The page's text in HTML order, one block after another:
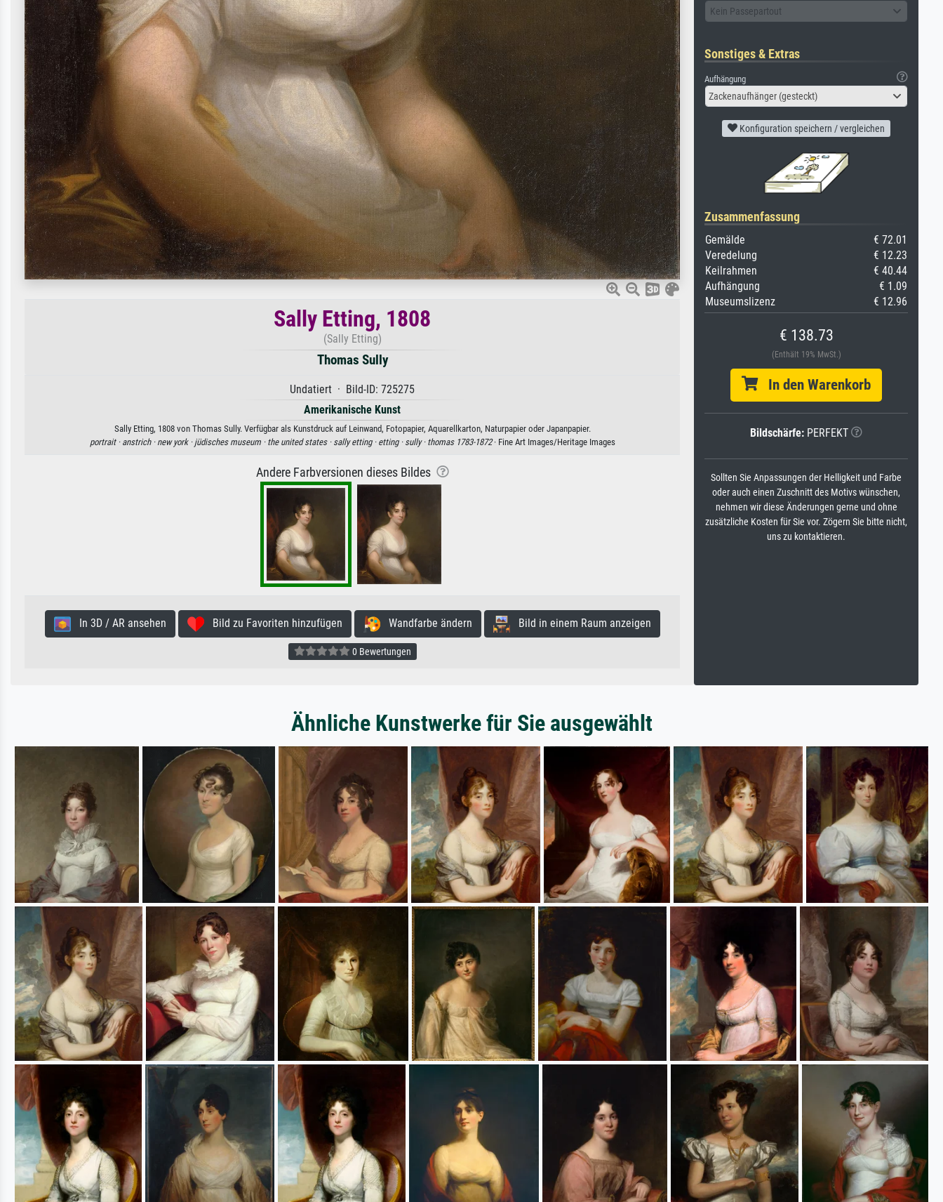
Sally Etting, 1808
(Sally Etting)
Thomas Sully
Undatiert · Bild-ID: 725275
Amerikanische Kunst
Sally Etting, 1808 von Thomas Sully. Verfügbar als Kunstdruck auf Leinwand, Fotopapier, Aquarellkarton, Naturpapier oder Japanpapier.
portrait · anstrich · new york · jüdisches museum · the united states · sally etting · etting · sully · thomas 1783-1872· Fine Art Images/Heritage Images
Andere Farbversionen dieses Bildes
In 3D / AR ansehen Bild zu Favoriten hinzufügen Wandfarbe ändern Bild in einem Raum anzeigen
0 Bewertungen
Kein Passepartout
Sonstiges & Extras
Aufhängung
Zackenaufhänger (gesteckt)
Konfiguration speichern / vergleichen
Zusammenfassung
Gemälde
€ 72.01
Veredelung
€ 12.23
Keilrahmen
€ 40.44
Aufhängung
€ 1.09
Museumslizenz
€ 12.96
€ 138.73
(Enthält 19% MwSt.)
In den Warenkorb
Bildschärfe: PERFEKT
Sollten Sie Anpassungen der Helligkeit und Farbe
oder auch einen Zuschnitt des Motivs wünschen,
nehmen wir diese Änderungen gerne und ohne
zusätzliche Kosten für Sie vor. Zögern Sie bitte nicht,
uns zu kontaktieren.
Ähnliche Kunstwerke für Sie ausgewählt